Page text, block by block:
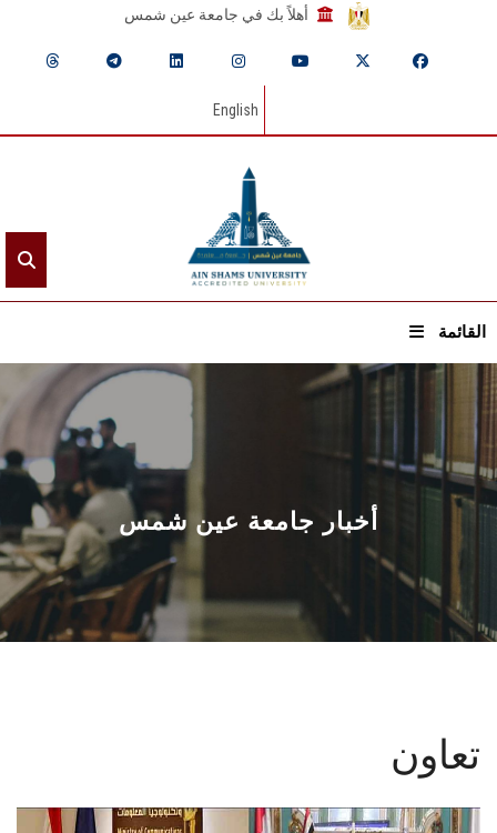
أهلاً بك في جامعة عين شمس
English
القائمة
الرئيسيـة
عن الجامعة
القطاعـات
الشئون الأكاديمية
البحث العلمي
الأنظمة الذكية
أخبار جامعة عين شمس
تعاون